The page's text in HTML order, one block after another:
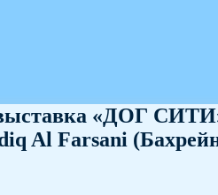
выставка «ДОГ
Al Farsani